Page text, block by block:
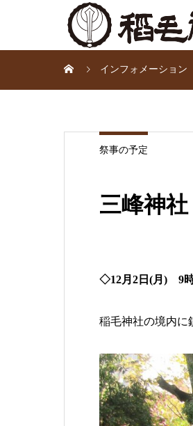
インフォメーション
祭事の予定
三峰神社
◇12月2日(月) 9
稲毛神社の境内に